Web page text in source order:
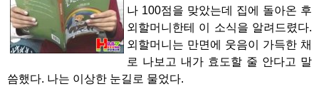
나 100점을 맞았는데 집에 돌아온 후
외할머니한테 이 소식을 알려드렸다.
외할머니는 만면에 웃음이 가득한 채
로 나보고 내가 효도할 줄 안다고 말
씀했다. 나는 이상한 눈길로 물었다.